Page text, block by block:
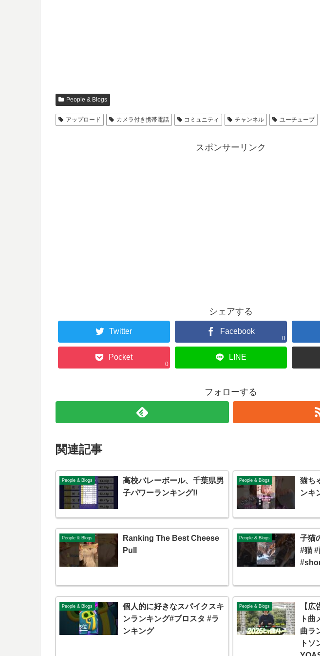
People & Blogs
アップロード カメラ付き携帯電話 コミュニティ チャンネル ユーチューブ
スポンサーリンク
シェアする
Twitter Facebook
0
Pocket
0
LINE
フォローする
関連記事
People & Blogs
高校バレーボール、千葉県男
子パワーランキング‼️
People & Blogs
猫ち
ンキ
People & Blogs
Ranking The Best Cheese
Pull
People & Blogs
子猫
#猫
People & Blogs
個人的に好きなスパイクスキ
ンランキング#ブロスタ #ラ
ンキング
People & Blogs
【
ト曲
曲ラ
トソ